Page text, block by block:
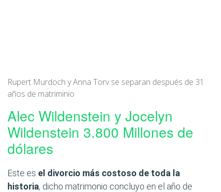
Rupert Murdoch y Anna Torv se separan después de 31
años de matriminio
Alec Wildenstein y Jocelyn
Wildenstein 3.800 Millones de
dólares
Este es el divorcio más costoso de toda la
historia, dicho matrimonio concluyo en el año de